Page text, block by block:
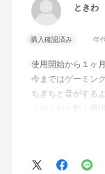
ときわ
購入確認済み 年
使用開始から１ヶ月
今まではゲーミン
ちぎちと音がする
くねくねと動く機
りは無くなった！
これは座っていな
に保つ機構がある
絵を描くのと、ゲ